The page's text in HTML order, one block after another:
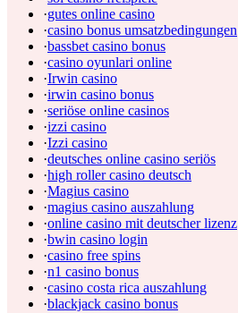
·gutes online casino
·casino bonus umsatzbedingungen
·bassbet casino bonus
·casino oyunlari online
·Irwin casino
·irwin casino bonus
·seriöse online casinos
·izzi casino
·Izzi casino
·deutsches online casino seriös
·high roller casino deutsch
·Magius casino
·magius casino auszahlung
·online casino mit deutscher lizenz
·bwin casino login
·casino free spins
·n1 casino bonus
·casino costa rica auszahlung
·blackjack casino bonus